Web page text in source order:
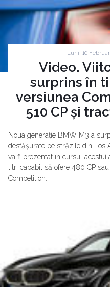
Luni, 10
Video.
surprins în
versiunea
510 CP și
Noua generație BMW M3 a
desfășurate pe străzile din Los
va fi prezentat în cursul acestui
litri capabil să ofere 480 CP
Competition.